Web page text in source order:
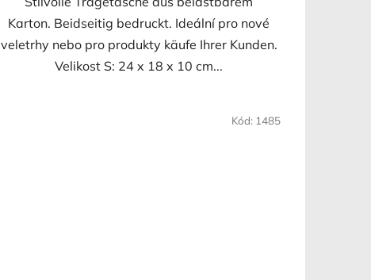
Karton. Beidseitig bedruckt. Ideální pro nové
veletrhy nebo pro produkty käufe Ihrer Kunden.
Velikost S: 24 x 18 x 10 cm...
Kód: 1485